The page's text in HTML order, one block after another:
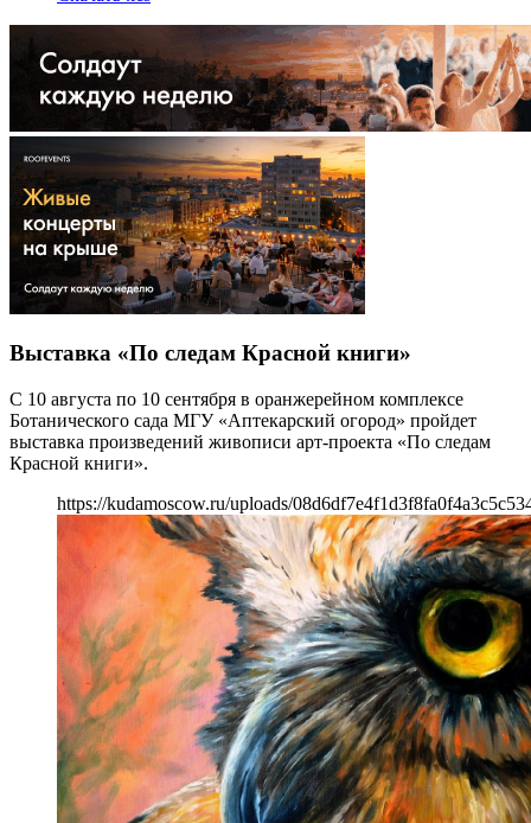
Выставка «По следам Красной книги»
С 10 августа по 10 сентября в оранжерейном комплексе
Ботанического сада МГУ «Аптекарский огород» пройдет
выставка произведений живописи арт-проекта «По следам
Красной книги».
https://kudamoscow.ru/uploads/